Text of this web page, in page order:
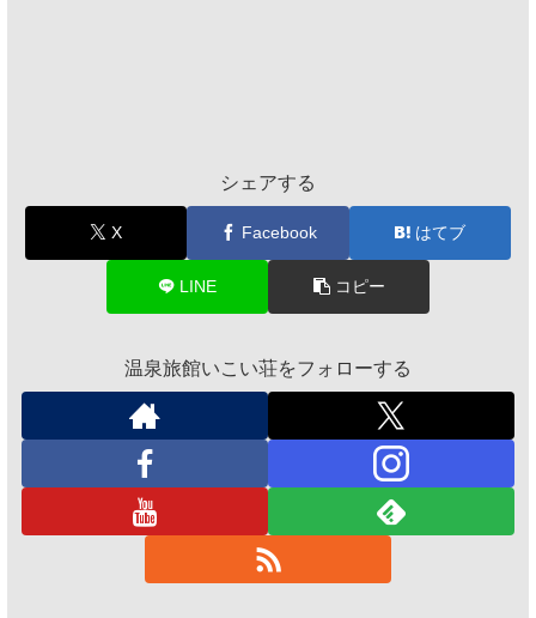
シェアする
X Facebook はてブ
LINE コピー
温泉旅館いこい荘をフォローする